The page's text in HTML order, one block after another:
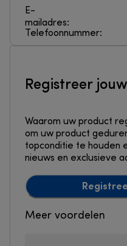
E-
mailadres:
Telefoonnummer:
Registreer
Waarom uw product
om uw product
topconditie te houden
nieuws en exclusieve
Meer voordelen